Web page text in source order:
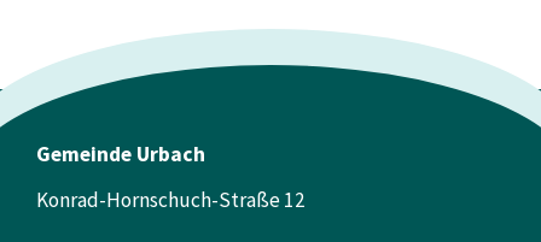
Gemeinde Urbach
Konrad-Hornschuch-Straße 12